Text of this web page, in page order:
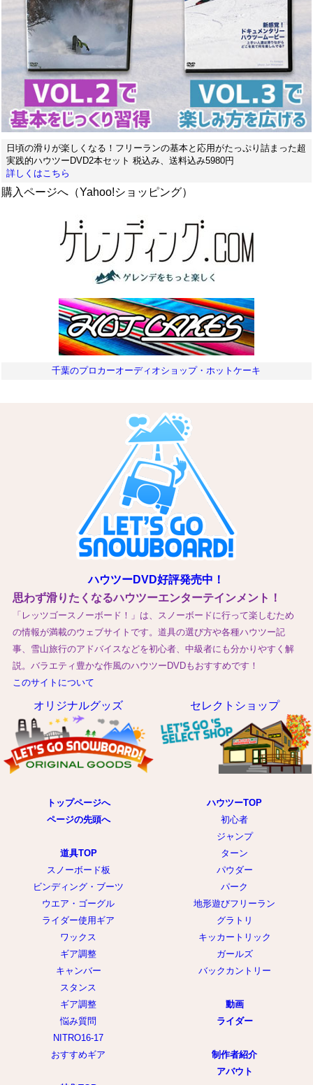
日頃の滑りが楽しくなる！フリーランの基本と応用がたっぷり詰まった超
実践的ハウツーDVD2本セット 税込み、送料込み5980円
詳しくはこちら
購入ページへ（Yahoo!ショッピング）
千葉のプロカーオーディオショップ・ホットケーキ
ハウツーDVD好評発売中！
思わず滑りたくなるハウツーエンターテインメント！
「レッツゴースノーボード！」は、スノーボードに行って楽しむため
の情報が満載のウェブサイトです。道具の選び方や各種ハウツー記
事、雪山旅行のアドバイスなどを初心者、中級者にも分かりやすく解
説。バラエティ豊かな作風のハウツーDVDもおすすめです！
このサイトについて
オリジナルグッズ セレクトショップ
トップページへ
ページの先頭へ
道具TOP
スノーボード板
ビンディング・ブーツ
ウエア・ゴーグル
ライダー使用ギア
ワックス
ギア調整
キャンバー
スタンス
ギア調整
悩み質問
NITRO16-17
おすすめギア
ハウツーTOP
初心者
ジャンプ
ターン
パウダー
パーク
地形遊びフリーラン
グラトリ
キッカートリック
ガールズ
バックカントリー
動画
ライダー
制作者紹介
アバウト